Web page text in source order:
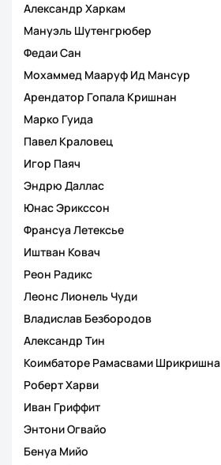
Александр Харкам
Мануэль Шутенгрюбер
Федаи Сан
Мохаммед Мааруф Ид Мансур
Арендатор Гопала Кришнан
Марко Гуида
Павел Краловец
Игор Паяч
Эндрю Даллас
Юнас Эрикссон
Франсуа Летексье
Иштван Ковач
Реон Радикс
Леонс Лионель Чуди
Владислав Безбородов
Александр Тин
Коимбаторе Рамасвами Шрикришна
Роберт Харви
Иван Гриффит
Энтони Огвайо
Бенуа Мийо